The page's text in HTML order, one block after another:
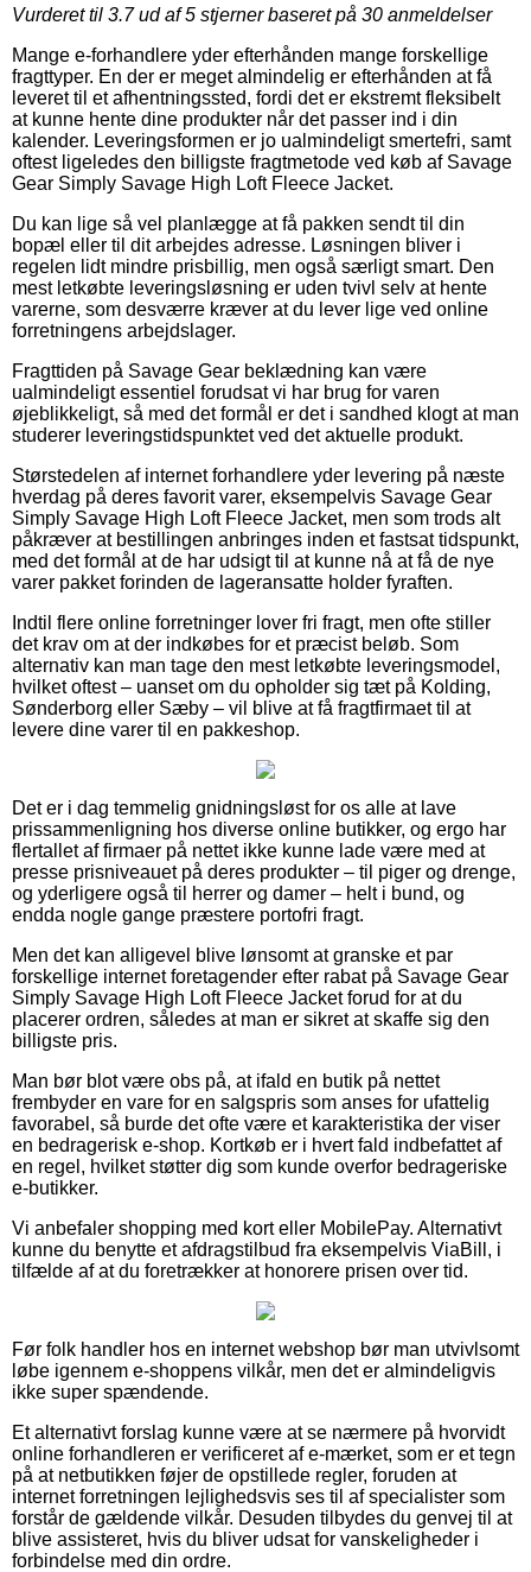
Vurderet til 3.7ud af 5 stjerner baseret på 30 anmeldelser
Mange e-forhandlere yder efterhånden mange forskellige
fragttyper. En der er meget almindelig er efterhånden at få
leveret til et afhentningssted, fordi det er ekstremt fleksibelt
at kunne hente dine produkter når det passer ind i din
kalender. Leveringsformen er jo ualmindeligt smertefri, samt
oftest ligeledes den billigste fragtmetode ved køb af Savage
Gear Simply Savage High Loft Fleece Jacket.
Du kan lige så vel planlægge at få pakken sendt til din
bopæl eller til dit arbejdes adresse. Løsningen bliver i
regelen lidt mindre prisbillig, men også særligt smart. Den
mest letkøbte leveringsløsning er uden tvivl selv at hente
varerne, som desværre kræver at du lever lige ved online
forretningens arbejdslager.
Fragttiden på Savage Gear beklædning kan være
ualmindeligt essentiel forudsat vi har brug for varen
øjeblikkeligt, så med det formål er det i sandhed klogt at man
studerer leveringstidspunktet ved det aktuelle produkt.
Størstedelen af internet forhandlere yder levering på næste
hverdag på deres favorit varer, eksempelvis Savage Gear
Simply Savage High Loft Fleece Jacket, men som trods alt
påkræver at bestillingen anbringes inden et fastsat tidspunkt,
med det formål at de har udsigt til at kunne nå at få de nye
varer pakket forinden de lageransatte holder fyraften.
Indtil flere online forretninger lover fri fragt, men ofte stiller
det krav om at der indkøbes for et præcist beløb. Som
alternativ kan man tage den mest letkøbte leveringsmodel,
hvilket oftest – uanset om du opholder sig tæt på Kolding,
Sønderborg eller Sæby – vil blive at få fragtfirmaet til at
levere dine varer til en pakkeshop.
Det er i dag temmelig gnidningsløst for os alle at lave
prissammenligning hos diverse online butikker, og ergo har
flertallet af firmaer på nettet ikke kunne lade være med at
presse prisniveauet på deres produkter – til piger og drenge,
og yderligere også til herrer og damer – helt i bund, og
endda nogle gange præstere portofri fragt.
Men det kan alligevel blive lønsomt at granske et par
forskellige internet foretagender efter rabat på Savage Gear
Simply Savage High Loft Fleece Jacket forud for at du
placerer ordren, således at man er sikret at skaffe sig den
billigste pris.
Man bør blot være obs på, at ifald en butik på nettet
frembyder en vare for en salgspris som anses for ufattelig
favorabel, så burde det ofte være et karakteristika der viser
en bedragerisk e-shop. Kortkøb er i hvert fald indbefattet af
en regel, hvilket støtter dig som kunde overfor bedrageriske
e-butikker.
Vi anbefaler shopping med kort eller MobilePay. Alternativt
kunne du benytte et afdragstilbud fra eksempelvis ViaBill, i
tilfælde af at du foretrækker at honorere prisen over tid.
Før folk handler hos en internet webshop bør man utvivlsomt
løbe igennem e-shoppens vilkår, men det er almindeligvis
ikke super spændende.
Et alternativt forslag kunne være at se nærmere på hvorvidt
online forhandleren er verificeret af e-mærket, som er et tegn
på at netbutikken føjer de opstillede regler, foruden at
internet forretningen lejlighedsvis ses til af specialister som
forstår de gældende vilkår. Desuden tilbydes du genvej til at
blive assisteret, hvis du bliver udsat for vanskeligheder i
forbindelse med din ordre.